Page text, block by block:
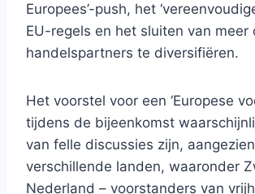
Europees’-push, het
EU-regels en het sluiten van meer
handelspartners te diversifiëren.
Het voorstel voor een ‘Europese
tijdens de bijeenkomst
van felle discussies zijn, aangezien
verschillende landen, waaronder
Nederland – voorstanders van